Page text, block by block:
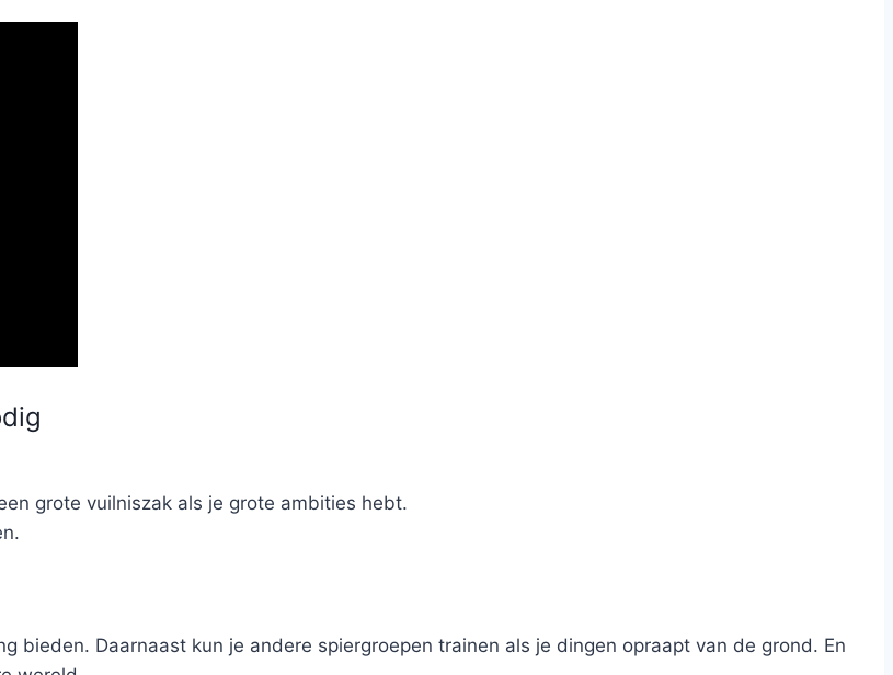
grote vuilniszak als je grote ambities hebt.
bieden. Daarnaast kun je andere spiergroepen trainen als je dingen opraapt van de grond. En